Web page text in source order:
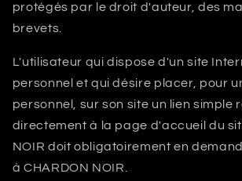
protégés par le droit d'auteur, des
brevets.
L'utilisateur qui dispose d'un site
personnel et qui désire placer, pour
personnel, sur son site un lien simple
directement à la page d'accueil du
NOIR doit obligatoirement en
àCHARDON NOIR